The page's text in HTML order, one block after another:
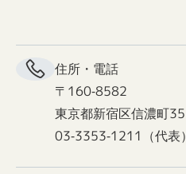
住所・電話
〒160-8582
東京都新宿区信濃町35
03-3353-1211（代表）